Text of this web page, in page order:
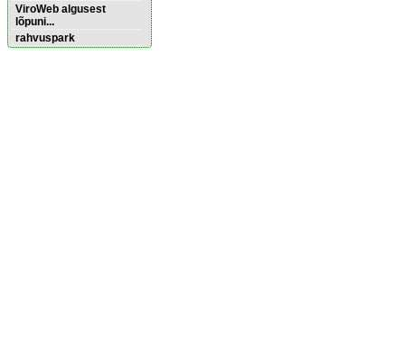
ViroWeb algusest
lõpuni...
rahvuspark